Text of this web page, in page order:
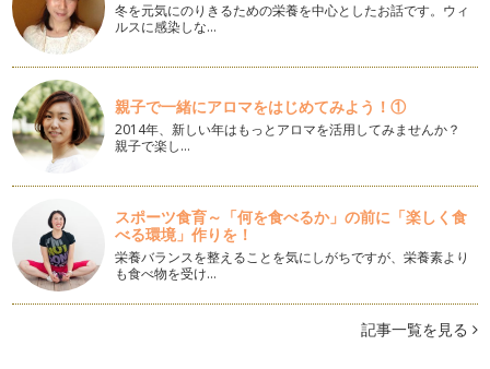
子どもの「しつけ」に悩むときに
すっかり秋らしい毎日 ここのところ、お天気が不安定で
自然の力の大きさを感じてい…
夫との関係で悩む方へ
産後に夫との関係が悪くなった。今まで、ラブラブだったのに
どうして・・・・。なんてことありま…
子どもたちと過ごす夏休みは母親にとっても新しい発見のある
時間です。そんな毎日を過ごすやまが…
産後つらくなったら
産後の心と体の大切さのメッセンジャーやまがたです。 今日
冬を元気にのりきるための栄養を中心としたお話です。ウィ
ルスに感染しな…
親子で一緒にアロマをはじめてみよう！①
2014年、新しい年はもっとアロマを活用してみませんか？
親子で楽し…
スポーツ食育～「何を食べるか」の前に「楽しく食
べる環境」作りを！
栄養バランスを整えることを気にしがちですが、栄養素より
も食べ物を受け…
記事一覧を見る